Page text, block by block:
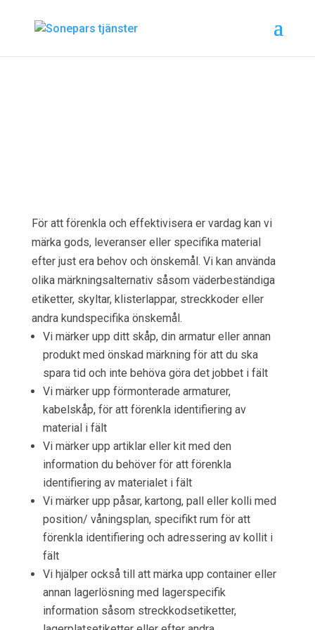
För att förenkla och effektivisera er vardag kan vi
märka gods, leveranser eller specifika material
efter just era behov och önskemål. Vi kan använda
olika märkningsalternativ såsom väderbeständiga
etiketter, skyltar, klisterlappar, streckkoder eller
andra kundspecifika önskemål.
Vi märker upp ditt skåp, din armatur eller annan
produkt med önskad märkning för att du ska
spara tid och inte behöva göra det jobbet i fält
Vi märker upp förmonterade armaturer,
kabelskåp, för att förenkla identifiering av
material i fält
Vi märker upp artiklar eller kit med den
information du behöver för att förenkla
identifiering av materialet i fält
Vi märker upp påsar, kartong, pall eller kolli med
position/ våningsplan, specifikt rum för att
förenkla identifiering och adressering av kollit i
fält
Vi hjälper också till att märka upp container eller
annan lagerlösning med lagerspecifik
information såsom streckkodsetiketter,